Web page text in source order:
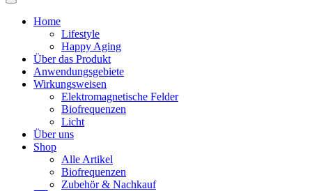
Toggle
navigationHome
Lifestyle
Happy Aging
Über das Produkt
Anwendungsgebiete
Wirkungsweisen
Elektromagnetische Felder
Biofrequenzen
Licht
Über uns
Shop
Alle Artikel
Biofrequenzen
Zubehör & Nachkauf